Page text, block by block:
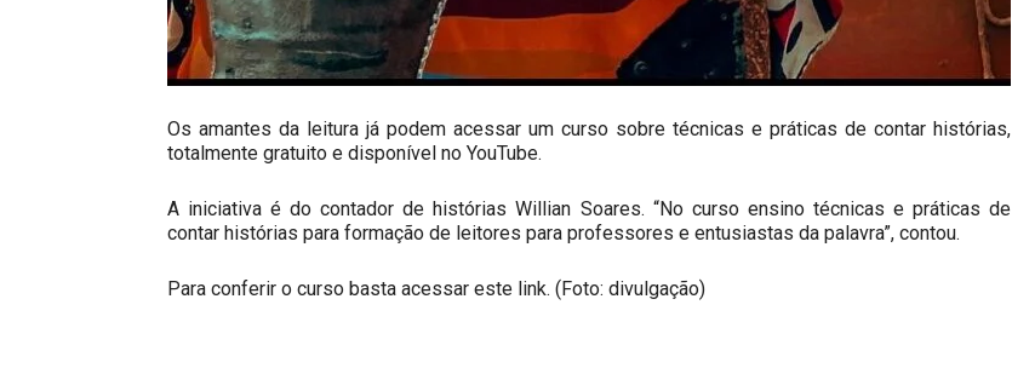
Os amantes da leitura já podem acessar um curso sobre técnicas e práticas de contar histórias,
totalmente gratuito e disponível no YouTube.
A iniciativa é do contador de histórias Willian Soares. “No curso ensino técnicas e práticas de
contar histórias para formação de leitores para professores e entusiastas da palavra”, contou.
Para conferir o curso basta acessar este link. (Foto: divulgação)